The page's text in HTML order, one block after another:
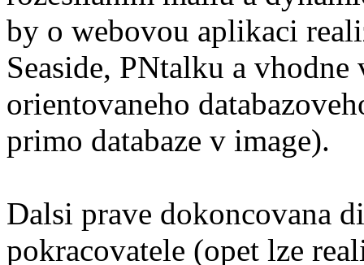
by o webovou aplikaci
Seaside, PNtalku a
orientovaneho
primo databaze v image).
Dalsi prave dokoncovana
pokracovatele (opet lze